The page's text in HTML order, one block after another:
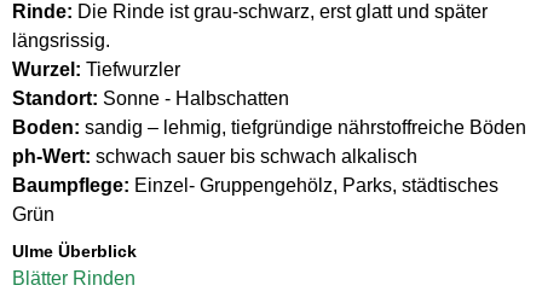
Rinde: Die Rinde ist grau-schwarz, erst glatt und später
längsrissig.
Wurzel: Tiefwurzler
Standort: Sonne - Halbschatten
Boden: sandig – lehmig, tiefgründige nährstoffreiche Böden
ph-Wert: schwach sauer bis schwach alkalisch
Baumpflege: Einzel- Gruppengehölz, Parks, städtisches
Grün
Ulme Überblick
Blätter Rinden